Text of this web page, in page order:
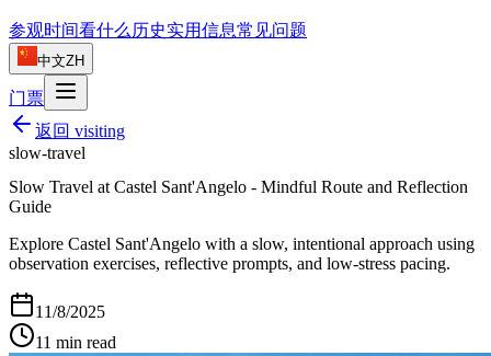
参观时间看什么 历史实用信息常见问题
中文ZH
门票
返回 visiting
slow-travel
Slow Travel at Castel Sant'Angelo - Mindful Route and Reflection
Guide
Explore Castel Sant'Angelo with a slow, intentional approach using
observation exercises, reflective prompts, and low-stress pacing.
11/8/2025
11 min read